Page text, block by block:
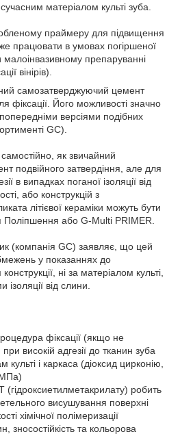
матеріалом культі зуба.
праймеру для підвищення
працювати в умовах погіршеної
малоінвазивному препаруванні
вінірів).
самозатверджуючий цемент
фіксації. Його можливості значно
версіями подібних
GC).
як звичайний
подвійного затвердіння, але для
в випадках поганої ізоляції від
або конструкцій з
літієвої кераміки можуть бути
Поліпшення або G-Multi PRIMER.
(компанія GC) заявляє, що цей
у показаннях до
ні за матеріалом культі,
від слини.
фіксації (якщо не
високій адгезії до тканин зуба
і каркаса (діоксид цирконію,
(гідроксиетилметакрилату) робить
висушування поверхні
хімічної полімеризації
зносостійкість та кольорова